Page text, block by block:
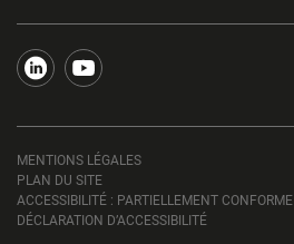
MENTIONS LÉGALES
PLAN DU SITE
ACCESSIBILITÉ : PARTIELLEMENT CONFORME
DÉCLARATION D’ACCESSIBILITÉ